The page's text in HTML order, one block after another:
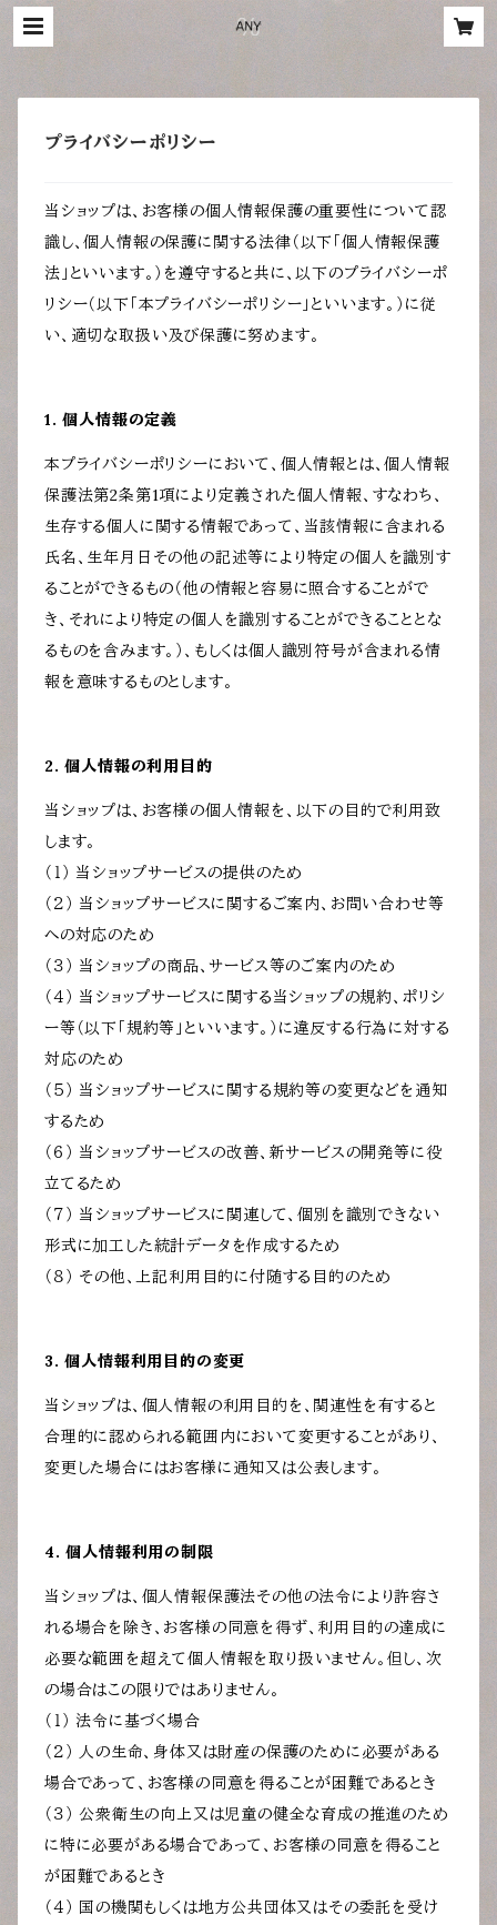
プライバシーポリシー
当ショップは、お客様の個人情報保護の重要性について認
識し、個人情報の保護に関する法律（以下「個人情報保護
法」といいます。）を遵守すると共に、以下のプライバシーポ
リシー（以下「本プライバシーポリシー」といいます。）に従
い、適切な取扱い及び保護に努めます。
1. 個人情報の定義
本プライバシーポリシーにおいて、個人情報とは、個人情報
保護法第2条第1項により定義された個人情報、すなわち、
生存する個人に関する情報であって、当該情報に含まれる
氏名、生年月日その他の記述等により特定の個人を識別す
ることができるもの（他の情報と容易に照合することがで
き、それにより特定の個人を識別することができることとな
るものを含みます。）、もしくは個人識別符号が含まれる情
報を意味するものとします。
2. 個人情報の利用目的
当ショップは、お客様の個人情報を、以下の目的で利用致
します。
（１） 当ショップサービスの提供のため
（２） 当ショップサービスに関するご案内、お問い合わせ等
への対応のため
（３） 当ショップの商品、サービス等のご案内のため
（４） 当ショップサービスに関する当ショップの規約、ポリシ
ー等（以下「規約等」といいます。）に違反する行為に対する
対応のため
（５） 当ショップサービスに関する規約等の変更などを通知
するため
（６） 当ショップサービスの改善、新サービスの開発等に役
立てるため
（７） 当ショップサービスに関連して、個別を識別できない
形式に加工した統計データを作成するため
（８） その他、上記利用目的に付随する目的のため
3. 個人情報利用目的の変更
当ショップは、個人情報の利用目的を、関連性を有すると
合理的に認められる範囲内において変更することがあり、
変更した場合にはお客様に通知又は公表します。
4. 個人情報利用の制限
当ショップは、個人情報保護法その他の法令により許容さ
れる場合を除き、お客様の同意を得ず、利用目的の達成に
必要な範囲を超えて個人情報を取り扱いません。但し、次
の場合はこの限りではありません。
（１） 法令に基づく場合
（２） 人の生命、身体又は財産の保護のために必要がある
場合であって、お客様の同意を得ることが困難であるとき
（３） 公衆衛生の向上又は児童の健全な育成の推進のため
に特に必要がある場合であって、お客様の同意を得ること
が困難であるとき
（４） 国の機関もしくは地方公共団体又はその委託を受け